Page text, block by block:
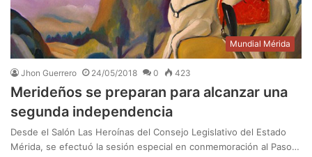
Mundial Mérida
Jhon Guerrero 24/05/2018 0 423
Merideños se preparan para alcanzar una
segunda independencia
Desde el Salón Las Heroínas del Consejo Legislativo del Estado
Mérida, se efectuó la sesión especial en conmemoración al Paso…